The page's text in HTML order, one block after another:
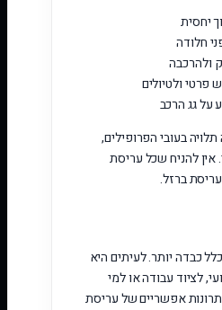
יחסית
חלודה
ולהרכבה
ולטיולים
על גג הרכב
בעובי הפרופילים,
אין להניח שכל עריסת
ברזל.
כבדה יותר. לעיתים היא
לציוד עבודה או למי
אפשריים של עריסת